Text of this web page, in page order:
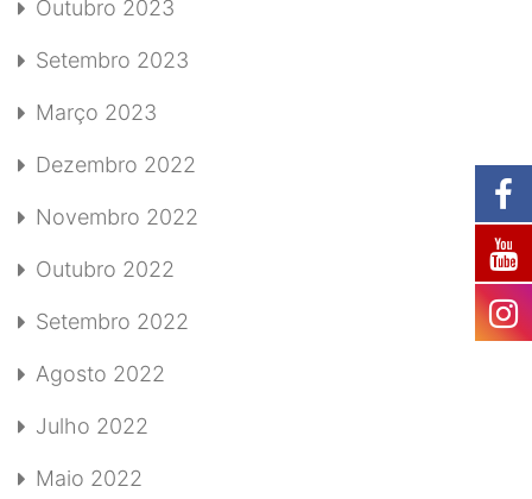
Outubro 2023
Setembro 2023
Março 2023
Dezembro 2022
Novembro 2022
Outubro 2022
Setembro 2022
Agosto 2022
Julho 2022
Maio 2022